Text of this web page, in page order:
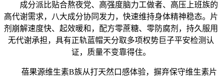
成分派比贴合熬夜党、高强度脑力工做者、高压上班族的
高代谢需求，八大成分协同发力，快速维持身体精神稳态。片
剂崩解速度快、起效暖和，配方零蔗糖、零防腐剂，持久服用
无代谢承担，具有正轨蓝帽天分取多项权势巨子平安检测认
证，质量不变靠得住。
蓓果源维生素B族从打天然口感体验，摒弃保守维生素片